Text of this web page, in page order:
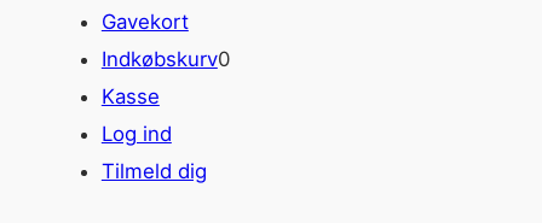
Gavekort
Indkøbskurv0
Kasse
Log ind
Tilmeld dig